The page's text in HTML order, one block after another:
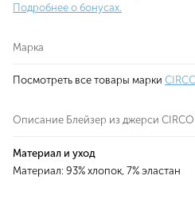
Подробнее о бонусах.
Марка
Посмотреть все товары марки
Описание Блейзер из джерси
Материал и уход
Материал: 93% хлопок, 7% эластан